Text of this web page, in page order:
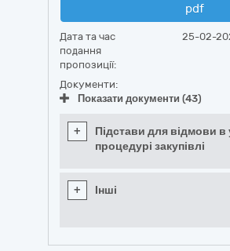
pdf
Дата та час
подання
пропозиції:
25-02-
Документи:
Показати документи (43)
+
Підстави для відмови в
процедурі закупівлі
+ Інші